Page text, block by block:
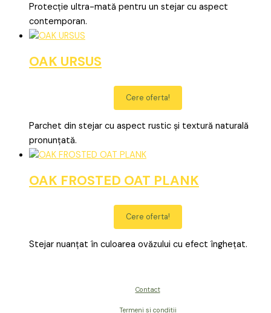
Protecție ultra-mată pentru un stejar cu aspect
contemporan.
OAK URSUS
Cere oferta!
Parchet din stejar cu aspect rustic și textură naturală
pronunțată.
OAK FROSTED OAT PLANK
Cere oferta!
Stejar nuanțat în culoarea ovăzului cu efect înghețat.
Contact
Termeni si conditii